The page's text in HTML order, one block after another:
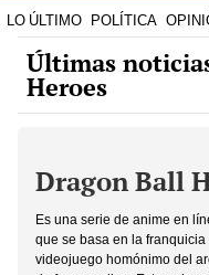
LO ÚLTIMO POLÍTICA
Últimas
Heroes
Dragon Ball
Es una serie de anime en
que se basa en la franquicia
videojuego homónimo del